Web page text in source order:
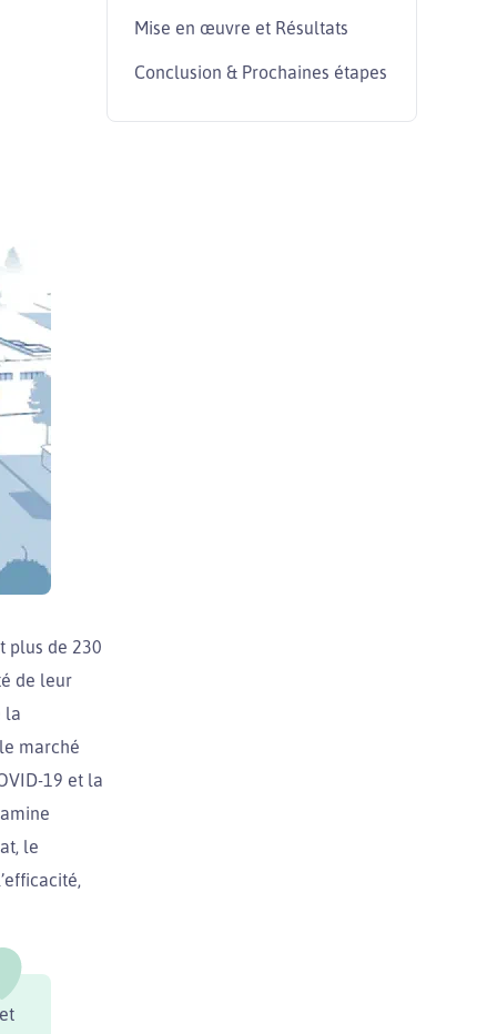
plus de 230
de leur
la
marché
19 et la
le
Mise en œuvre et Résultats
Conclusion & Prochaines étapes